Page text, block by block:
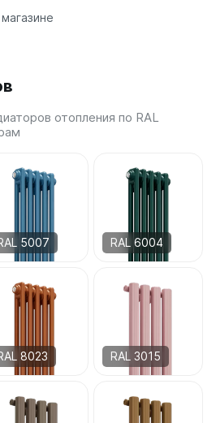
отопления по RAL
5007 RAL 6004
8023 RAL 3015